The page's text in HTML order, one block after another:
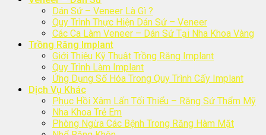
Dán Sứ – Veneer Là Gì ?
Quy Trình Thực Hiện Dán Sứ – Veneer
Các Ca Làm Veneer – Dán Sứ Tại Nha Khoa Vàng
Trồng Răng Implant
Giới Thiệu Kỹ Thuật Trồng Răng Implant
Quy Trình Làm Implant
Ứng Dụng Số Hóa Trong Quy Trình Cấy Implant
Dịch Vụ Khác
Phục Hồi Xâm Lấn Tối Thiểu – Răng Sứ Thẩm Mỹ
Nha Khoa Trẻ Em
Phòng Ngừa Các Bệnh Trong Răng Hàm Mặt